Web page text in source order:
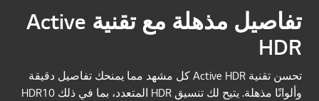
تفاصيل مذهلة مع تقنية Active
HDR
تحسن تقنية Active HDR كل مشهد مما يمنحك تفاصيل دقيقة
وألوانًا مذهلة. يتيح لك تنسيق HDR المتعدد، بما في ذلك HDR10